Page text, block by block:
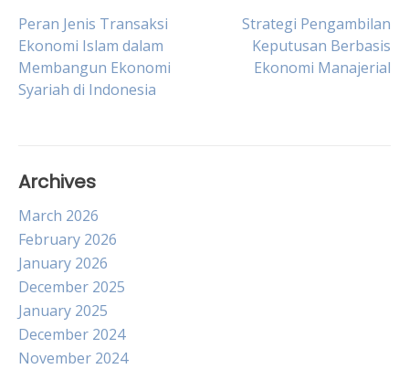
Post
navigation
Peran Jenis Transaksi
Ekonomi Islam dalam
Membangun Ekonomi
Syariah di Indonesia
Strategi Pengambilan
Keputusan Berbasis
Ekonomi Manajerial
Archives
March 2026
February 2026
January 2026
December 2025
January 2025
December 2024
November 2024